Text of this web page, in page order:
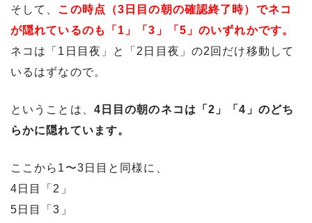
そして、 この時点（3日目の朝の確認終了時）でネコ
が隠れているのも「1」「3」「5」のいずれかです。
ネコは「1日目夜」と「2日目夜」の2回だけ移動して
いるはずなので。
ということは、 4日目の朝のネコは「2」「4」のどち
らかに隠れています。
ここから1〜3日目と同様に、
4日目「2」
5日目「3」